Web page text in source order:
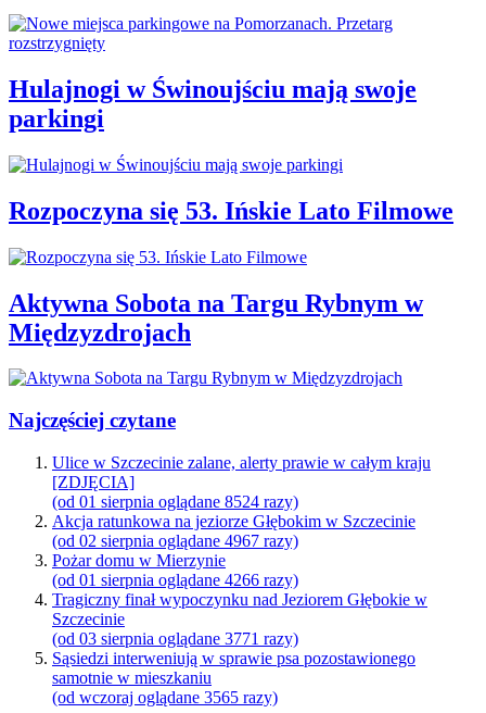
Hulajnogi w Świnoujściu mają swoje
parkingi
Rozpoczyna się 53. Ińskie Lato Filmowe
Aktywna Sobota na Targu Rybnym w
Międzyzdrojach
Najczęściej czytane
Ulice w Szczecinie zalane, alerty prawie w całym kraju
[ZDJĘCIA]
(od 01 sierpnia oglądane 8524 razy)
Akcja ratunkowa na jeziorze Głębokim w Szczecinie
(od 02 sierpnia oglądane 4967 razy)
Pożar domu w Mierzynie
(od 01 sierpnia oglądane 4266 razy)
Tragiczny finał wypoczynku nad Jeziorem Głębokie w
Szczecinie
(od 03 sierpnia oglądane 3771 razy)
Sąsiedzi interweniują w sprawie psa pozostawionego
samotnie w mieszkaniu
(od wczoraj oglądane 3565 razy)